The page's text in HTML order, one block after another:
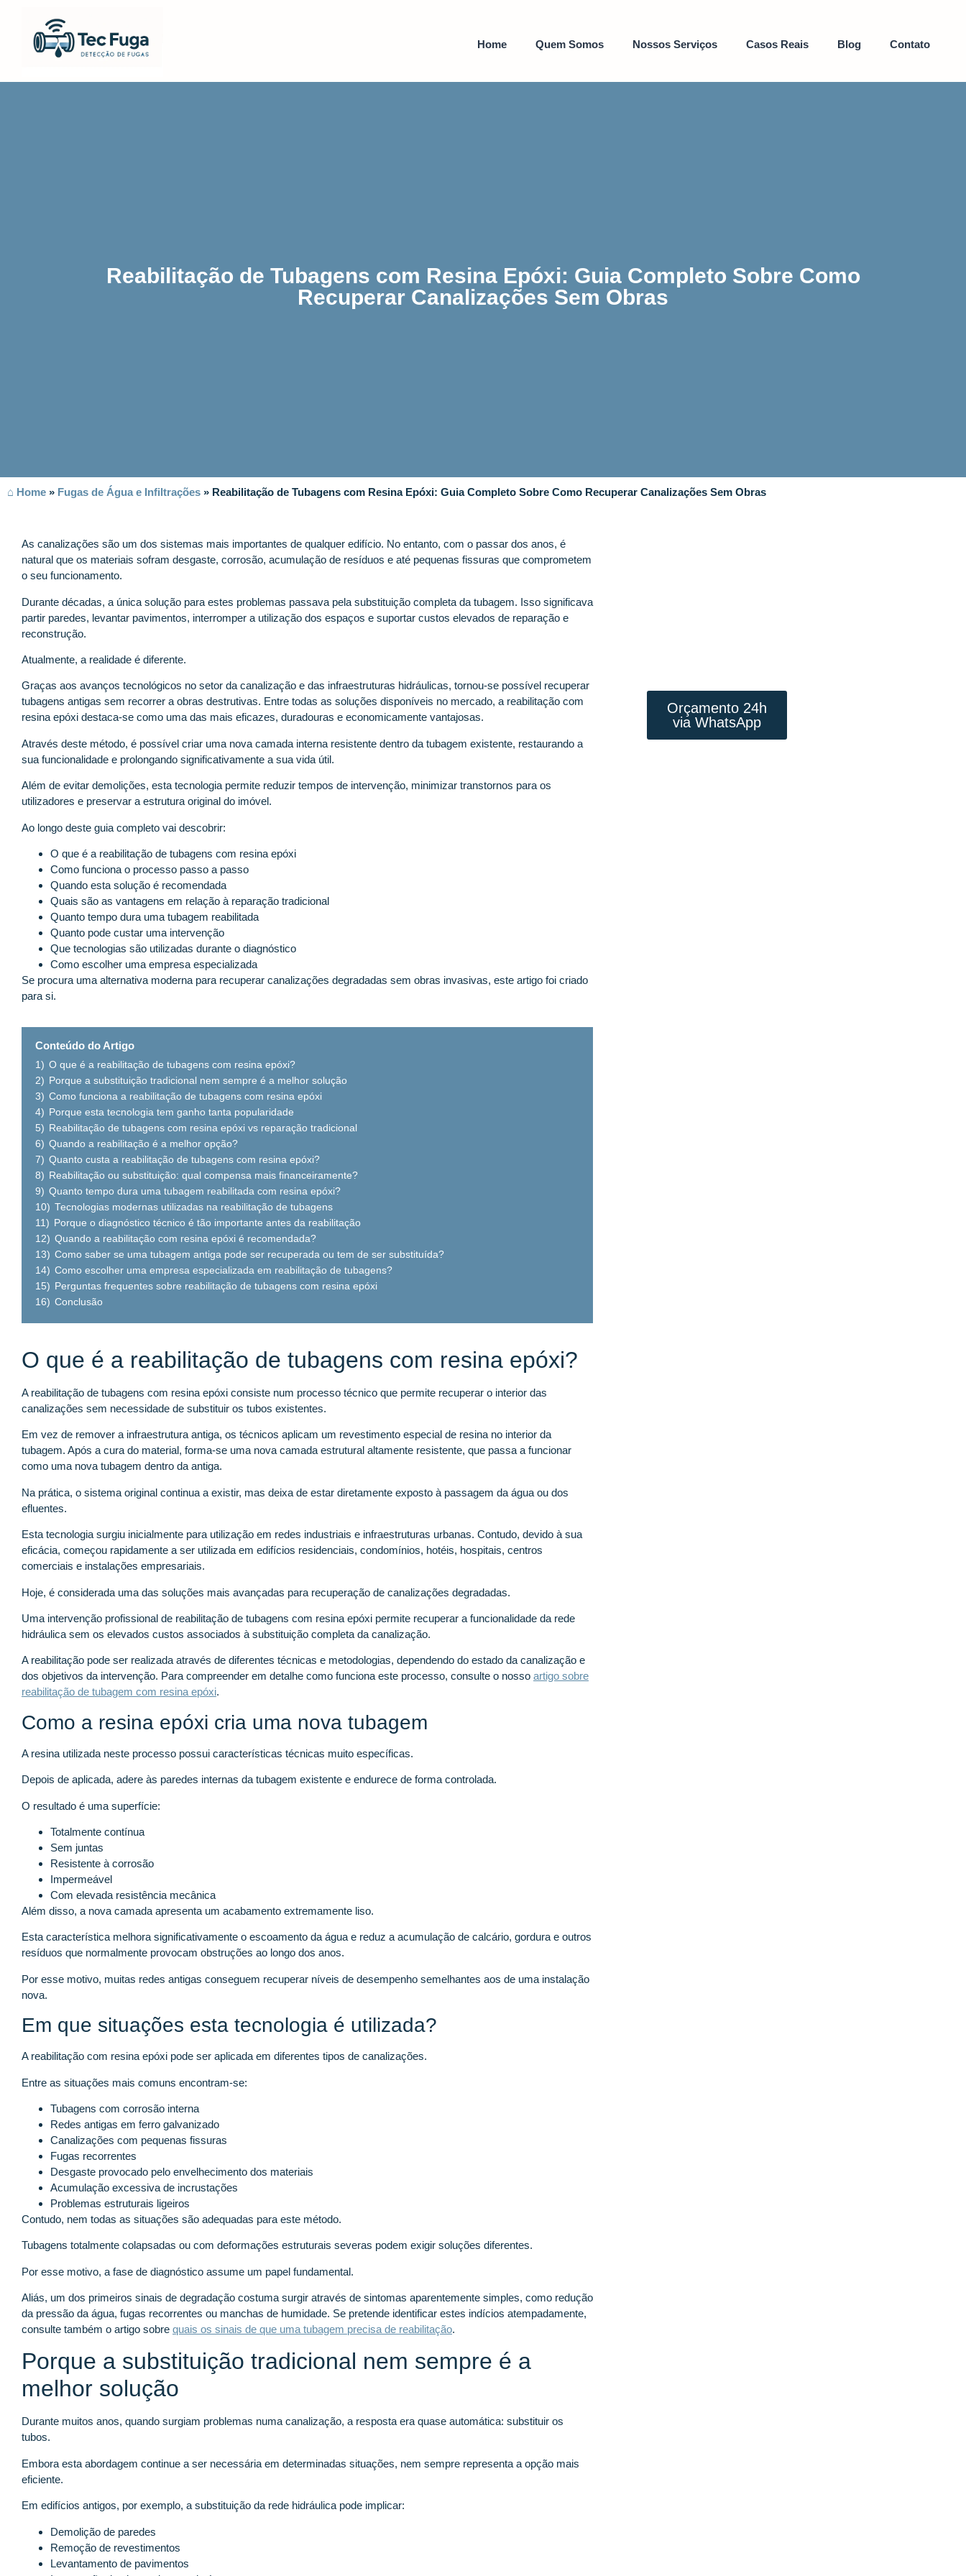
Home Quem Somos Nossos Serviços Casos Reais Blog Contato
Reabilitação de Tubagens com Resina Epóxi: Guia Completo Sobre Como
Recuperar Canalizações Sem Obras
⌂ Home » Fugas de Água e Infiltrações » Reabilitação de Tubagens com Resina Epóxi: Guia Completo Sobre Como Recuperar Canalizações Sem Obras
As canalizações são um dos sistemas mais importantes de qualquer edifício. No entanto, com o passar dos anos, é
natural que os materiais sofram desgaste, corrosão, acumulação de resíduos e até pequenas fissuras que comprometem
o seu funcionamento.
Durante décadas, a única solução para estes problemas passava pela substituição completa da tubagem. Isso significava
partir paredes, levantar pavimentos, interromper a utilização dos espaços e suportar custos elevados de reparação e
reconstrução.
Atualmente, a realidade é diferente.
Graças aos avanços tecnológicos no setor da canalização e das infraestruturas hidráulicas, tornou-se possível recuperar
tubagens antigas sem recorrer a obras destrutivas. Entre todas as soluções disponíveis no mercado, a reabilitação com
resina epóxi destaca-se como uma das mais eficazes, duradouras e economicamente vantajosas.
Através deste método, é possível criar uma nova camada interna resistente dentro da tubagem existente, restaurando a
sua funcionalidade e prolongando significativamente a sua vida útil.
Além de evitar demolições, esta tecnologia permite reduzir tempos de intervenção, minimizar transtornos para os
utilizadores e preservar a estrutura original do imóvel.
Ao longo deste guia completo vai descobrir:
O que é a reabilitação de tubagens com resina epóxi
Como funciona o processo passo a passo
Quando esta solução é recomendada
Quais são as vantagens em relação à reparação tradicional
Quanto tempo dura uma tubagem reabilitada
Quanto pode custar uma intervenção
Que tecnologias são utilizadas durante o diagnóstico
Como escolher uma empresa especializada
Se procura uma alternativa moderna para recuperar canalizações degradadas sem obras invasivas, este artigo foi criado
para si.
Conteúdo do Artigo
1) O que é a reabilitação de tubagens com resina epóxi?
2) Porque a substituição tradicional nem sempre é a melhor solução
3) Como funciona a reabilitação de tubagens com resina epóxi
4) Porque esta tecnologia tem ganho tanta popularidade
5) Reabilitação de tubagens com resina epóxi vs reparação tradicional
6) Quando a reabilitação é a melhor opção?
7) Quanto custa a reabilitação de tubagens com resina epóxi?
8) Reabilitação ou substituição: qual compensa mais financeiramente?
9) Quanto tempo dura uma tubagem reabilitada com resina epóxi?
10) Tecnologias modernas utilizadas na reabilitação de tubagens
11) Porque o diagnóstico técnico é tão importante antes da reabilitação
12) Quando a reabilitação com resina epóxi é recomendada?
13) Como saber se uma tubagem antiga pode ser recuperada ou tem de ser substituída?
14) Como escolher uma empresa especializada em reabilitação de tubagens?
15) Perguntas frequentes sobre reabilitação de tubagens com resina epóxi
16) Conclusão
O que é a reabilitação de tubagens com resina epóxi?
A reabilitação de tubagens com resina epóxi consiste num processo técnico que permite recuperar o interior das
canalizações sem necessidade de substituir os tubos existentes.
Em vez de remover a infraestrutura antiga, os técnicos aplicam um revestimento especial de resina no interior da
tubagem. Após a cura do material, forma-se uma nova camada estrutural altamente resistente, que passa a funcionar
como uma nova tubagem dentro da antiga.
Na prática, o sistema original continua a existir, mas deixa de estar diretamente exposto à passagem da água ou dos
efluentes.
Esta tecnologia surgiu inicialmente para utilização em redes industriais e infraestruturas urbanas. Contudo, devido à sua
eficácia, começou rapidamente a ser utilizada em edifícios residenciais, condomínios, hotéis, hospitais, centros
comerciais e instalações empresariais.
Hoje, é considerada uma das soluções mais avançadas para recuperação de canalizações degradadas.
Uma intervenção profissional de reabilitação de tubagens com resina epóxi permite recuperar a funcionalidade da rede
hidráulica sem os elevados custos associados à substituição completa da canalização.
A reabilitação pode ser realizada através de diferentes técnicas e metodologias, dependendo do estado da canalização e
dos objetivos da intervenção. Para compreender em detalhe como funciona este processo, consulte o nosso artigo sobre
reabilitação de tubagem com resina epóxi.
Como a resina epóxi cria uma nova tubagem
A resina utilizada neste processo possui características técnicas muito específicas.
Depois de aplicada, adere às paredes internas da tubagem existente e endurece de forma controlada.
O resultado é uma superfície:
Totalmente contínua
Sem juntas
Resistente à corrosão
Impermeável
Com elevada resistência mecânica
Além disso, a nova camada apresenta um acabamento extremamente liso.
Esta característica melhora significativamente o escoamento da água e reduz a acumulação de calcário, gordura e outros
resíduos que normalmente provocam obstruções ao longo dos anos.
Por esse motivo, muitas redes antigas conseguem recuperar níveis de desempenho semelhantes aos de uma instalação
nova.
Em que situações esta tecnologia é utilizada?
A reabilitação com resina epóxi pode ser aplicada em diferentes tipos de canalizações.
Entre as situações mais comuns encontram-se:
Tubagens com corrosão interna
Redes antigas em ferro galvanizado
Canalizações com pequenas fissuras
Fugas recorrentes
Desgaste provocado pelo envelhecimento dos materiais
Acumulação excessiva de incrustações
Problemas estruturais ligeiros
Contudo, nem todas as situações são adequadas para este método.
Tubagens totalmente colapsadas ou com deformações estruturais severas podem exigir soluções diferentes.
Por esse motivo, a fase de diagnóstico assume um papel fundamental.
Aliás, um dos primeiros sinais de degradação costuma surgir através de sintomas aparentemente simples, como redução
da pressão da água, fugas recorrentes ou manchas de humidade. Se pretende identificar estes indícios atempadamente,
consulte também o artigo sobre quais os sinais de que uma tubagem precisa de reabilitação.
Porque a substituição tradicional nem sempre é a
melhor solução
Durante muitos anos, quando surgiam problemas numa canalização, a resposta era quase automática: substituir os
tubos.
Embora esta abordagem continue a ser necessária em determinadas situações, nem sempre representa a opção mais
eficiente.
Em edifícios antigos, por exemplo, a substituição da rede hidráulica pode implicar:
Demolição de paredes
Remoção de revestimentos
Levantamento de pavimentos
Orçamento 24h
via WhatsApp